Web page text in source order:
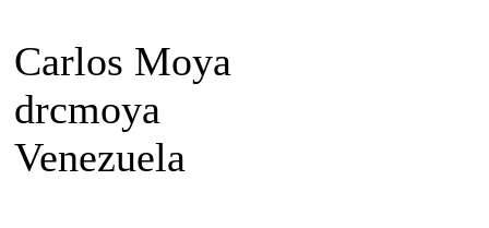
Carlos Moya
drcmoya
Venezuela